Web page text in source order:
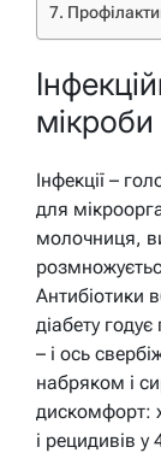
Інфекції –
для
молочниця,
Антибіотики
діабету годує
– і ось
набряком і
дискомфорт:
і рецидивів